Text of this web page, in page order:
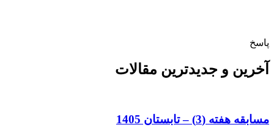
و جدیدترین مقالات
(3) – تابستان 1405